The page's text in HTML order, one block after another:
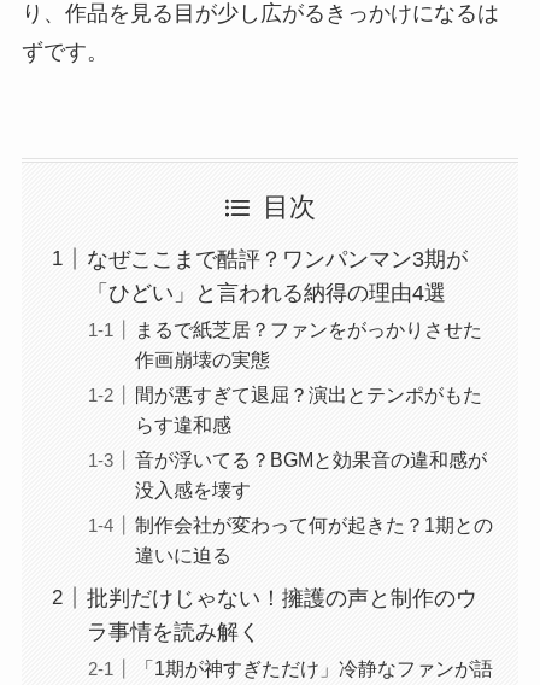
り、作品を見る目が少し広がるきっかけになるは
ずです。
目次
なぜここまで酷評？ワンパンマン3期が
「ひどい」と言われる納得の理由4選
まるで紙芝居？ファンをがっかりさせた
作画崩壊の実態
間が悪すぎて退屈？演出とテンポがもた
らす違和感
音が浮いてる？BGMと効果音の違和感が
没入感を壊す
制作会社が変わって何が起きた？1期との
違いに迫る
批判だけじゃない！擁護の声と制作のウ
ラ事情を読み解く
「1期が神すぎただけ」冷静なファンが語